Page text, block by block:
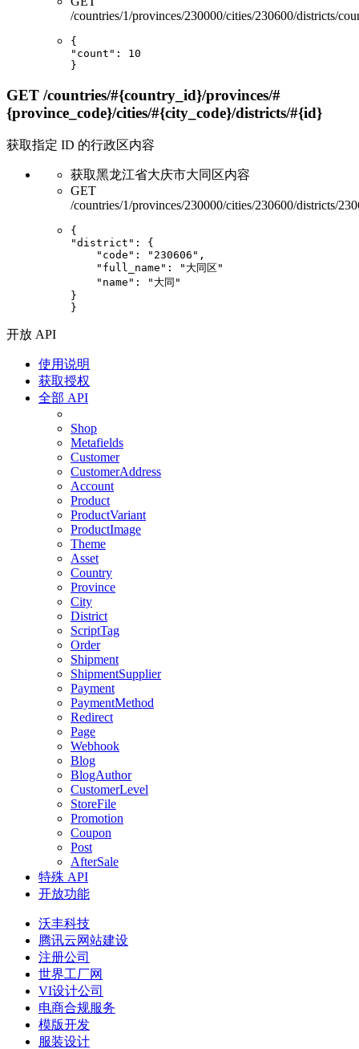
/countries/1/provinces/230000/cities/230600/districts/
"count" : 10
GET /countries/#{country_id}/provinces/#
{province_code}/cities/#{city_code}/districts/#{id}
获取指定 ID 的行政区内容
获取黑龙江省大庆市大同区内容
GET
/countries/1/provinces/230000/cities/230600/districts/
"district" : {
"code" : "230606" ,
"full_name" :
"大同区"
"name" :
"大同"
}
开放 API
使用说明
获取授权
全部 API
Shop
Metafields
Customer
CustomerAddress
Account
Product
ProductVariant
ProductImage
Theme
Asset
Country
Province
City
District
ScriptTag
Order
Shipment
ShipmentSupplier
Payment
PaymentMethod
Redirect
Page
Webhook
Blog
BlogAuthor
CustomerLevel
StoreFile
Promotion
Coupon
Post
AfterSale
特殊 API
开放功能
沃丰科技
腾讯云网站建设
注册公司
世界工厂网
VI设计公司
电商合规服务
模版开发
服装设计